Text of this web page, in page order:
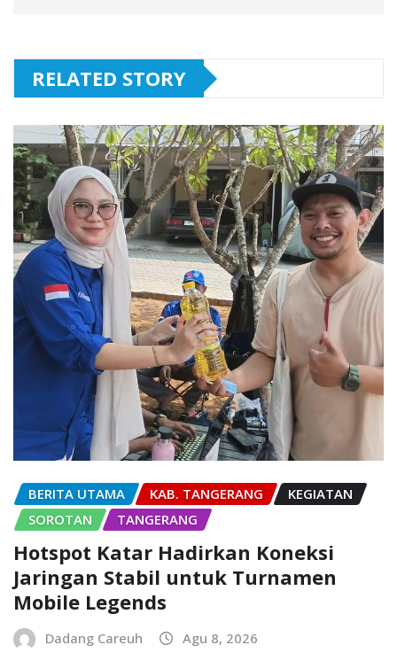
RELATED STORY
BERITA UTAMA KAB. TANGERANG
KEGIATAN
SOROTAN
TANGERANG
Hotspot Katar Hadirkan Koneksi
Jaringan Stabil untuk Turnamen
Mobile Legends
Dadang Careuh Agu 8, 2026